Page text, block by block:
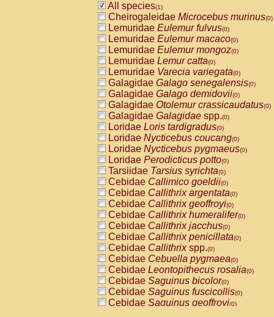
All species(1)
Cheirogaleidae Microcebus murinus(0)
Lemuridae Eulemur fulvus(0)
Lemuridae Eulemur macaco(0)
Lemuridae Eulemur mongoz(0)
Lemuridae Lemur catta(0)
Lemuridae Varecia variegata(0)
Galagidae Galago senegalensis(0)
Galagidae Galago demidovii(0)
Galagidae Otolemur crassicaudatus(0)
Galagidae Galagidae spp.(0)
Loridae Loris tardigradus(0)
Loridae Nycticebus coucang(0)
Loridae Nycticebus pygmaeus(0)
Loridae Perodicticus potto(0)
Tarsiidae Tarsius syrichta(0)
Cebidae Callimico goeldii(0)
Cebidae Callithrix argentata(0)
Cebidae Callithrix geoffroyi(0)
Cebidae Callithrix humeralifer(0)
Cebidae Callithrix jacchus(0)
Cebidae Callithrix penicillata(0)
Cebidae Callithrixspp.(0)
Cebidae Cebuella pygmaea(0)
Cebidae Leontopithecus rosalia(0)
Cebidae Saguinus bicolor(0)
Cebidae Saguinus fuscicollis(0)
Cebidae Saguinus geoffroyi(0)